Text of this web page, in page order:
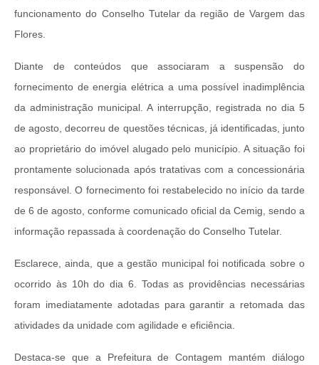
funcionamento do Conselho Tutelar da região de Vargem das
Flores.
Diante de conteúdos que associaram a suspensão do
fornecimento de energia elétrica a uma possível inadimplência
da administração municipal. A interrupção, registrada no dia 5
de agosto, decorreu de questões técnicas, já identificadas, junto
ao proprietário do imóvel alugado pelo município. A situação foi
prontamente solucionada após tratativas com a concessionária
responsável. O fornecimento foi restabelecido no início da tarde
de 6 de agosto, conforme comunicado oficial da Cemig, sendo a
informação repassada à coordenação do Conselho Tutelar.
Esclarece, ainda, que a gestão municipal foi notificada sobre o
ocorrido às 10h do dia 6. Todas as providências necessárias
foram imediatamente adotadas para garantir a retomada das
atividades da unidade com agilidade e eficiência.
Destaca-se que a Prefeitura de Contagem mantém diálogo